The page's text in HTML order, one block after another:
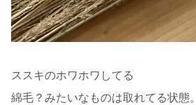
ススキのホワホワしてる
綿毛？みたいなものは取れてる状態。